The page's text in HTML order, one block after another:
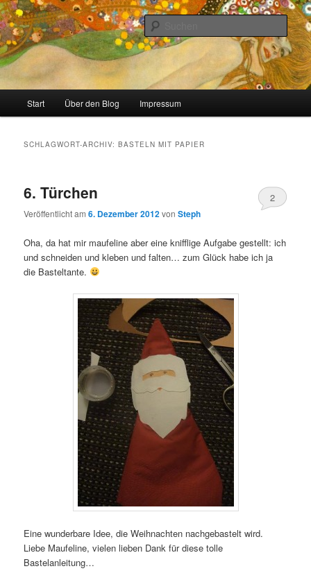
Zum
primären
Inhalt
springen
Zum
sekundären
Inhalt
springenmeinzigartig
Stricken, Nähen und alles was man selber machen kann
Start Über den Blog Impressum
SCHLAGWORT-ARCHIV:BASTELN MIT PAPIER
6. Türchen
Veröffentlicht am6. Dezember 2012vonSteph
2
Oha, da hat mir maufeline aber eine knifflige Aufgabe gestellt: ich
und schneiden und kleben und falten… zum Glück habe ich ja
die Basteltante.
Eine wunderbare Idee, die Weihnachten nachgebastelt wird.
Liebe Maufeline, vielen lieben Dank für diese tolle
Bastelanleitung…